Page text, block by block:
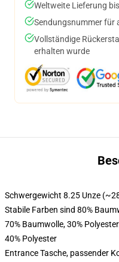
Weltweite Lieferung
Sendungsnummer für
Vollständige
erhalten wurde
Schwergewicht 8.25 Unze
Stabile Farben sind 80%
70% Baumwolle, 30%
40% Polyester
Entrance Tasche, passender